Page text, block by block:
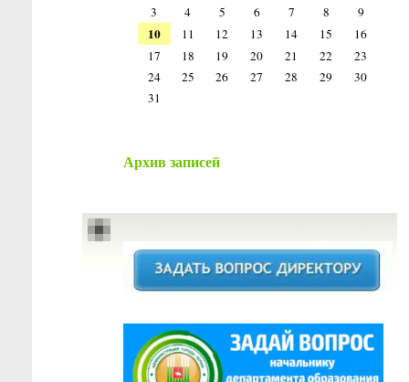
3
4 5 6 7 8 9
10 11 12 13 14 15
16
17
18 19 20 21 22
23
24
25 26 27 28 29
30
31
Архив записей